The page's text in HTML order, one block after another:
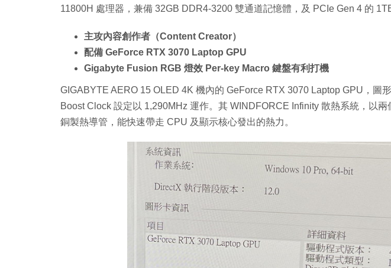
11800H 處理器，兼備 32GB DDR4-3200 雙通道記憶體，及 PCIe Gen 4 的
主攻內容創作者（Content Creator）
配備 GeForce RTX 3070 Laptop GPU
Gigabyte Fusion RGB 燈效 Per-key Macro 鍵盤有利打機
GIGABYTE AERO 15 OLED 4K 機內的 GeForce RTX 3070 Laptop GPU，圖
Boost Clock 設定以 1,290MHz 運作。其 WINDFORCE Infinity 散熱系統，以兩
銅製熱導管，能快速帶走 CPU 及顯示核心發出的熱力。